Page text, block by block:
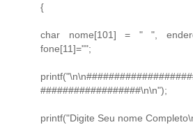
{
char nome[101] = " ",
fone[11]="";
##################\n\n");
printf("Digite Seu nome